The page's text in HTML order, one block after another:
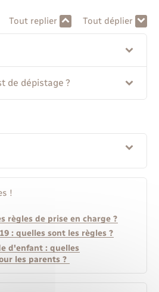
Tout replier Tout déplier
de dépistage ?
!
règles de prise en charge ?
: quelles sont les règles ?
d'enfant : quelles
les parents ?